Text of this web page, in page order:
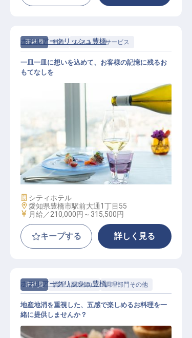
正社員 料飲 レストランサービス
レストランサービススタッフ
ホテルアークリッシュ豊橋
一皿一皿に想いを込めて、お客様の記憶に残るお
もてなしを
施設業態
シティホテル
勤務地
愛知県豊橋市駅前大通1丁目55
給与
月給／210,000円～ 315,500円
キープする 詳しく見る
正社員 調理（調理師） 調理部門その他
ホテルアークリッシュ豊橋
地産地消を重視した、五感で楽しめるお料理を一
緒に提供しませんか？